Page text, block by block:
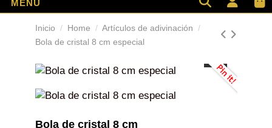
Inicio Home
Artículos de adivinación
Bola de cristal 8 cm especial
Bola de cristal 8 cm